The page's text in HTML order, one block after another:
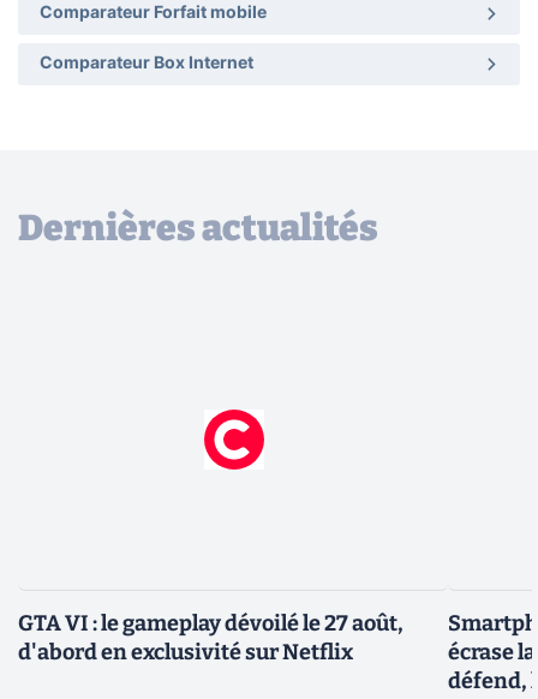
Comparateur Forfait mobile
Comparateur Box Internet
Dernières actualités
GTA VI : le gameplay dévoilé le 27 août,
d'abord en exclusivité sur Netflix
écrase
défend,